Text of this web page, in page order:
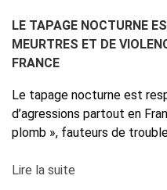
LE TAPAGE NOCTURNE
MEURTRES ET DE
FRANCE
Le tapage nocturne est
d’agressions partout en
plomb », fauteurs de
Lire la suite